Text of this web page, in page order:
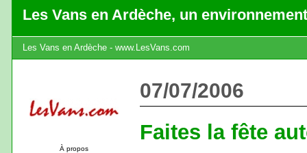
Les Vans en Ardèche, un
Les Vans en Ardèche - www.LesVans.com
À propos
07/07/2006
Faites la fête